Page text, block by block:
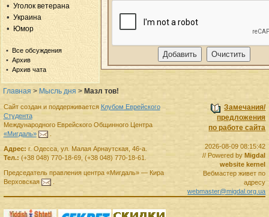
Уголок ветерана
Украина
Юмор
Все обсуждения
Архив
Архив чата
Главная > Мысль дня > Мазл тов!
Замечания/
предложения
по работе сайта
2026-08-09 08:15:42
// Powered byMigdal
website kernel
Вебмастер живет по
адресу
webmaster@migdal.org.ua
Сайт создан и поддерживается Клубом Еврейского
Студента
Международного Еврейского Общинного Центра
«Мигдаль»
.
Адрес: г. Одесса, ул. Малая Арнаутская, 46-а.
Тел.: (+38 048) 770-18-69, (+38 048) 770-18-61
Председатель правленияцентра «Мигдаль»— Кира
Верховская
.